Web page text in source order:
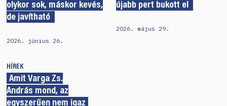
olykor sok, máskor kevés,
de javítható
2026. június 26.
újabb pert bukott el
2026. május 29.
HÍREK
Amit Varga Zs.
András mond, az
egyszerűen nem igaz